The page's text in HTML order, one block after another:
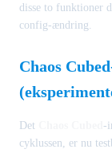
disse to funktioner
config-ændring.
Chaos
Det
-
cyklussen, er nu